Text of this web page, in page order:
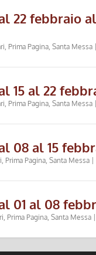
22 febbraio
, Prima Pagina, Santa Messa
15 al 22
, Prima Pagina, Santa Messa
08 al 15
, Prima Pagina, Santa Messa
01 al 08
, Prima Pagina, Santa Messa